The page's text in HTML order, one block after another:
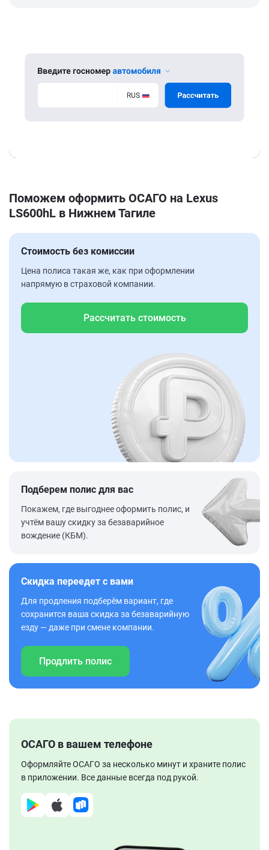
Поможем оформить ОСАГО на Lexus
LS600hL в Нижнем Тагиле
Стоимость без комиссии
Цена полиса такая же, как при оформлении
напрямую в страховой компании.
Рассчитать стоимость
Подберем полис для вас
Покажем, где выгоднее оформить полис, и
учтём вашу скидку за безаварийное
вождение (КБМ).
Скидка переедет с вами
Для продления подберём вариант, где
сохранится ваша скидка за безаварийную
езду — даже при смене компании.
Продлить полис
ОСАГО в вашем телефоне
Оформляйте ОСАГО за несколько минут и храните полис
в приложении. Все данные всегда под рукой.